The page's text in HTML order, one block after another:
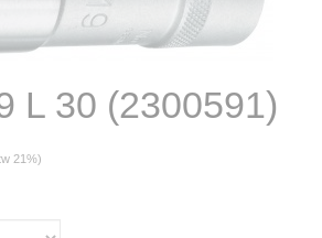
L 30 (2300591)
21%)